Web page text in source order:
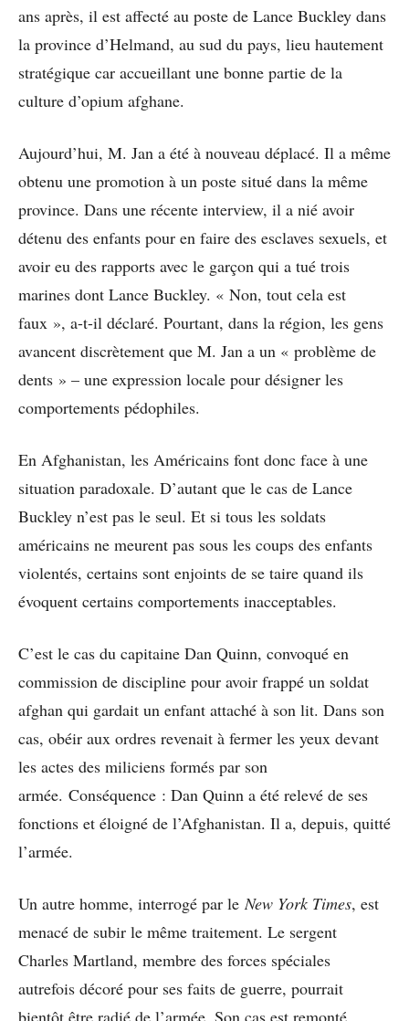
ans après, il est affecté au poste de Lance Buckley dans
la province d’Helmand, au sud du pays, lieu hautement
stratégique car accueillant une bonne partie de la
culture d’opium afghane.
Aujourd’hui, M. Jan a été à nouveau déplacé. Il a même
obtenu une promotion à un poste situé dans la même
province. Dans une récente interview, il a nié avoir
détenu des enfants pour en faire des esclaves sexuels, et
avoir eu des rapports avec le garçon qui a tué trois
marines dont Lance Buckley. « Non, tout cela est
faux », a-t-il déclaré. Pourtant, dans la région, les gens
avancent discrètement que M. Jan a un « problème de
dents » – une expression locale pour désigner les
comportements pédophiles.
En Afghanistan, les Américains font donc face à une
situation paradoxale. D’autant que le cas de Lance
Buckley n’est pas le seul. Et si tous les soldats
américains ne meurent pas sous les coups des enfants
violentés, certains sont enjoints de se taire quand ils
évoquent certains comportements inacceptables.
C’est le cas du capitaine Dan Quinn, convoqué en
commission de discipline pour avoir frappé un soldat
afghan qui gardait un enfant attaché à son lit. Dans son
cas, obéir aux ordres revenait à fermer les yeux devant
les actes des miliciens formés par son
armée. Conséquence : Dan Quinn a été relevé de ses
fonctions et éloigné de l’Afghanistan. Il a, depuis, quitté
l’armée.
Un autre homme, interrogé par leNew York Times, est
menacé de subir le même traitement. Le sergent
Charles Martland, membre des forces spéciales
autrefois décoré pour ses faits de guerre, pourrait